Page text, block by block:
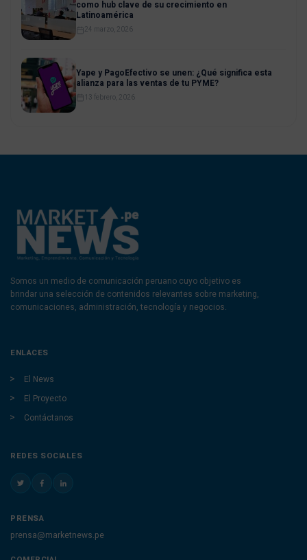
como hub clave de su crecimiento en
Latinoamérica
24 marzo, 2026
Yape y PagoEfectivo se unen: ¿Qué significa esta
alianza para las ventas de tu PYME?
13 febrero, 2026
Somos un medio de comunicación peruano cuyo objetivo es
brindar una selección de contenidos relevantes sobre marketing,
comunicaciones, administración, tecnología y negocios.
ENLACES
El News
El Proyecto
Contáctanos
REDES SOCIALES
PRENSA
prensa@marketnews.pe